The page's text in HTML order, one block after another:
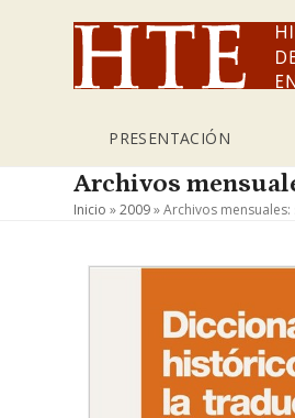
PRESENTACIÓN
Archivos
Inicio »2009»Archivos